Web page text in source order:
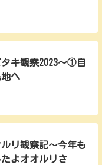
キ観察2023～①自
へ
リ観察記～今年も
よオオルリさ